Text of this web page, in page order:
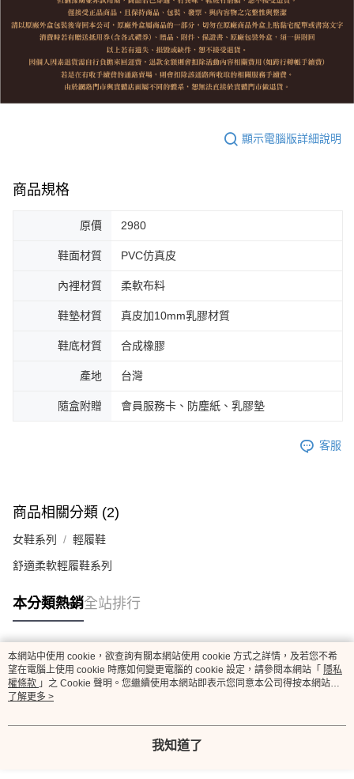
顯示電腦版詳細說明
商品規格
原價 2980
鞋面材質 PVC仿真皮
內裡材質 柔軟布料
鞋墊材質 真皮加10mm乳膠材質
鞋底材質 合成橡膠
產地 台灣
隨盒附贈 會員服務卡、防塵紙、乳膠墊
客服
商品相關分類 (2)
女鞋系列 輕履鞋
舒適柔軟輕履鞋系列
本分類熱銷全站排行
熱門標籤
本網站中使用 cookie，欲查詢有關本網站使用 cookie 方式之詳情，及若您不希
望在電腦上使用 cookie 時應如何變更電腦的 cookie 設定，請參閱本網站「 隱私
權條款 」之 Cookie 聲明。您繼續使用本網站即表示您同意本公司得按本網站使
用條款之 Cookie 聲明使用 cookie。
了解更多 >
我知道了